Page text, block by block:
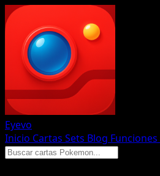
Eyevo
Inicio Cartas Sets Blog Funciones